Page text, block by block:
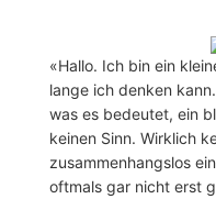
«Hallo. Ich bin ein
lange ich denken
was es bedeutet, ein
keinen Sinn. Wirklich
zusammenhangslos
oftmals gar nicht erst